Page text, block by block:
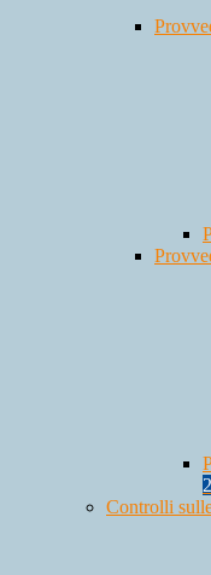
Controlli